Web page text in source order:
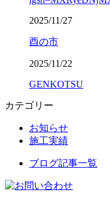
2025/11/27
酉の市
2025/11/22
GENKOTSU
カテゴリー
お知らせ
施工実績
ブログ記事一覧